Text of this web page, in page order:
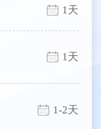
1天
1天
1-2天